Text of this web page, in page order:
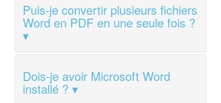
Puis-je convertir plusieurs fichiers
Word en PDF en une seule fois ?
Dois-je avoir Microsoft Word
installé ?